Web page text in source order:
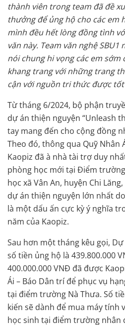
thành viên trong team đã đề
thưởng để ủng hộ cho các em
mình đều hết lòng đồng tình
văn này. Team văn nghệ SBU1
nói chung hi vọng các em
khang trang với những trang
cận với nguồn tri thức được tốt
Từ tháng 6/2024, bộ phận
dự án thiện nguyện “Unleash
tay mang đến cho cộng đồng
Theo đó, thông qua Quỹ Nhân
Kaopiz đã à nhà tài trợ duy
phòng học mới tại Điểm
học xã Vân An, huyện Chi
dự án thiện nguyện lớn nhất
là một dấu ấn cực kỳ ý nghĩa
năm của Kaopiz.
Sau hơn một tháng kêu gọi,
số tiền ủng hộ là 439.800.000
400.000.000 VNĐ đã được
Ái – Báo Dân trí để phục vụ
tại điểm trường Nà Thưa. Số
kiến sẽ dành để mua máy tính
học sinh tại điểm trường nhân